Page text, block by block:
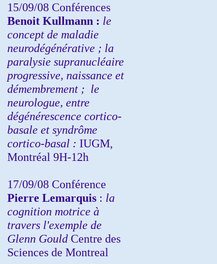
15/09/08 Conférences
Benoit Kullmann : le
concept de maladie
neurodégénérative ; la
paralysie supranucléaire
progressive, naissance et
démembrement ; le
neurologue, entre
dégénérescence cortico-
basale et syndrôme
cortico-basal : IUGM,
Montréal 9H-12h
17/09/08 Conférence
Pierre Lemarquis : la
cognition motrice à
travers l'exemple de
Glenn Gould Centre des
Sciences de Montreal